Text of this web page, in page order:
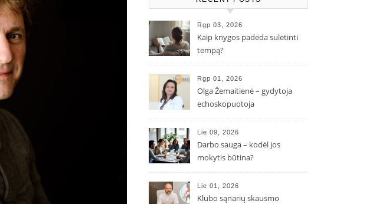
Rgp 03, 2026
Kaip knygos padeda sulėtinti
tempą?
Rgp 01, 2026
Olga Žemaitienė – gydytoja
echoskopuotoja
Lie 09, 2026
Darbo sauga – kodėl jos
mokytis būtina?
Lie 01, 2026
Klubo sąnarių skausmo